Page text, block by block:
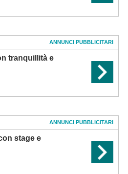
ANNUNCI PUBBLICITARI
tranquillità e
ANNUNCI PUBBLICITARI
stage e